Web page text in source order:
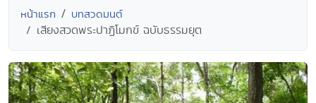
หน้าแรก บทสวดมนต์
เสียงสวดพระปาฏิโมกข์ ฉบับธรรมยุต